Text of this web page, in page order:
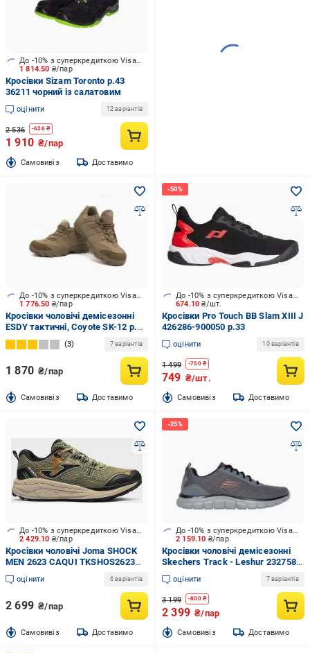
1 814.50 ₴/пар
До -10% з суперкредиткою Visa Вигода
Кросівки Sizam Toronto р.43
36211 чорний із салатовим
оцінити 12 варіантів
2 536 -626₴
1 910 ₴/пар
Cамовивіз Доставимо
1 776.50 ₴/пар
До -10% з суперкредиткою Visa Вигода
Кросівки чоловічі демісезонні
ESDY тактичні, Сoyote SK-12 р.44
коричневі
3 7 варіантів
1 870 ₴/пар
Cамовивіз Доставимо
674.10₴/шт.
До -10% з суперкредиткою Visa Вигода
Кросівки Pro Touch BB Slam XIII J
426286-900050 р.33
оцінити 10 варіантів
1 499 -750₴
749 ₴/шт.
Cамовивіз Доставимо
2 429.10 ₴/пар
До -10% з суперкредиткою Visa Вигода
Кросівки чоловічі Joma SHOCK
MEN 2623 CAQUI TKSHOS2623
р.41 зелені
оцінити 6 варіантів
2 699 ₴/пар
Cамовивіз Доставимо
2 159.10 ₴/пар
До -10% з суперкредиткою Visa Вигода
Кросівки чоловічі демісезонні
Skechers Track - Leshur 232758
CCOR р.42 сірі
оцінити 7 варіантів
3 199 -800₴
2 399 ₴/пар
Cамовивіз Доставимо